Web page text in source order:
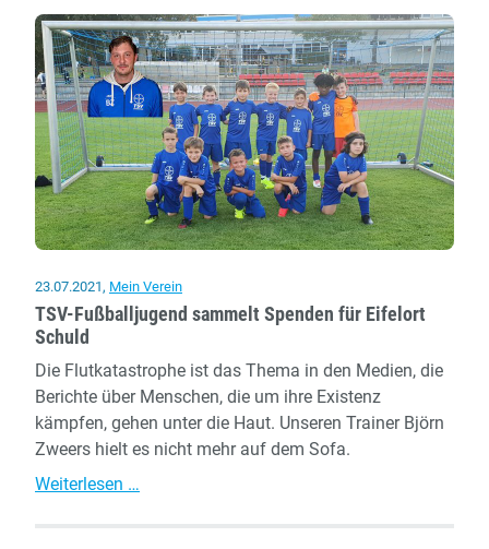
Tokio
–
Frühes
Aus
im
Einzel
für
Hartung,
Szabo
&
23.07.2021 , Mein Verein
TSV-Fußballjugend sammelt Spenden für Eifelort
Schuld
Die Flutkatastrophe ist das Thema in den Medien, die
Berichte über Menschen, die um ihre Existenz
kämpfen, gehen unter die Haut. Unseren Trainer Björn
Zweers hielt es nicht mehr auf dem Sofa.
Weiterlesen …